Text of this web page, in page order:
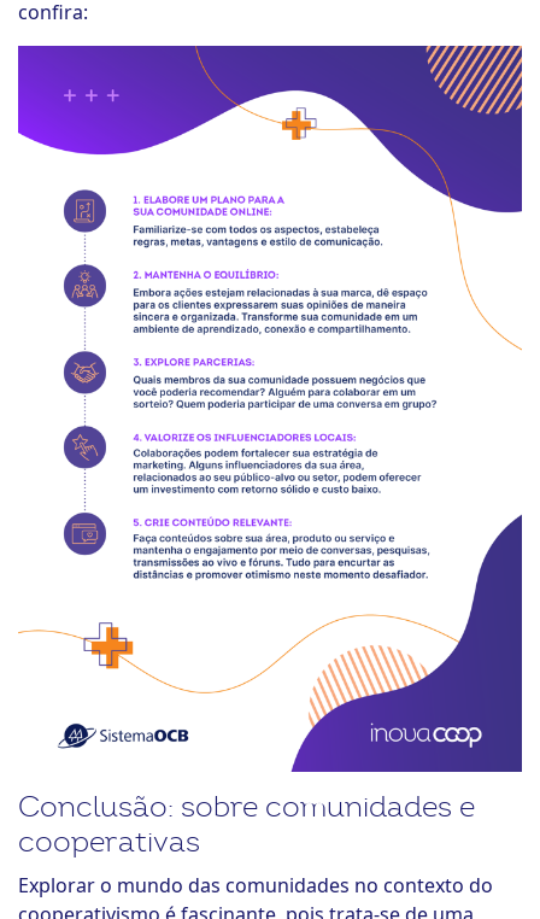
confira:
Conclusão: sobre comunidades e
cooperativas
Explorar o mundo das comunidades no contexto do